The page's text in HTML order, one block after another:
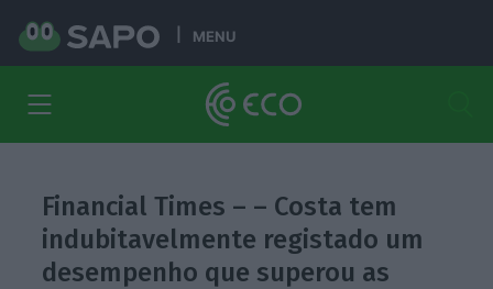
MENU
Financial Times – – Costa tem
indubitavelmente registado um
desempenho que superou as